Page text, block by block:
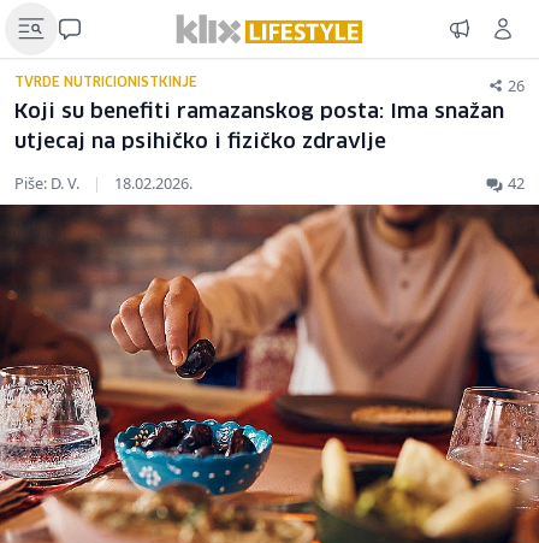
TVRDE NUTRICIONISTKINJE 26
Koji su benefiti ramazanskog posta: Ima snažan
utjecaj na psihičko i fizičko zdravlje
Piše: D. V. | 18.02.2026. 42